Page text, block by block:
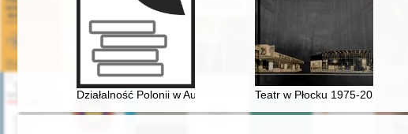
Działalność Polonii w Austrii na przełomie XX i XXI wieku. T. 2
Teatr w Płocku 1975-2025